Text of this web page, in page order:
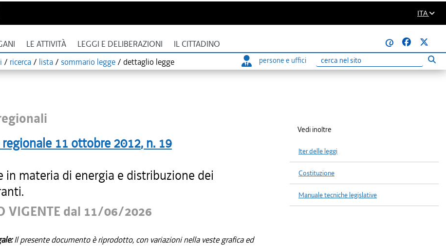
ITA
LE ATTIVITÀ LEGGI E DELIBERAZIONI IL CITTADINO
@
/ ricerca / lista / sommario legge / dettaglio legge persone e uffici
Ricerca
regionale 11 ottobre 2012, n. 19
in materia di energia e distribuzione dei
VIGENTE dal 11/06/2026
Il presente documento è riprodotto, con variazioni nella veste grafica ed
Vedi inoltre
Iter delle leggi
Costituzione
Manuale tecniche legislative